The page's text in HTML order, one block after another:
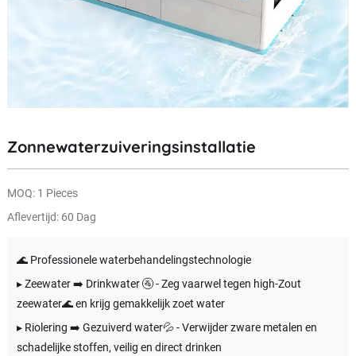
Zonnewaterzuiveringsinstallatie
MOQ: 1 Pieces
Aflevertijd: 60 Dag
🌊 Professionele waterbehandelingstechnologie
▸ Zeewater ➡️ Drinkwater 🚰 - Zeg vaarwel tegen high-Zout
zeewater🌊 en krijg gemakkelijk zoet water
▸ Riolering ➡️ Gezuiverd water💦 - Verwijder zware metalen en
schadelijke stoffen, veilig en direct drinken